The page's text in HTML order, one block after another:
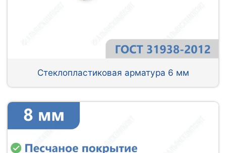
Стеклопластиковая арматура 6 мм